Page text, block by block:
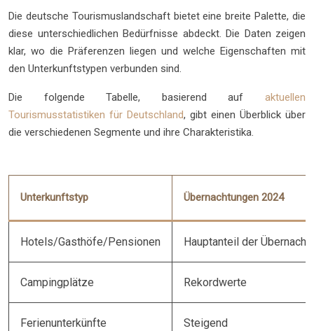
Die deutsche Tourismuslandschaft bietet eine breite Palette, die
diese unterschiedlichen Bedürfnisse abdeckt. Die Daten zeigen
klar, wo die Präferenzen liegen und welche Eigenschaften mit
den Unterkunftstypen verbunden sind.
Die folgende Tabelle, basierend auf aktuellen
Tourismusstatistiken für Deutschland, gibt einen Überblick über
die verschiedenen Segmente und ihre Charakteristika.
Unterkunftstyp Übernachtungen 2024
Hotels/Gasthöfe/Pensionen Hauptanteil der
Campingplätze Rekordwerte
Ferienunterkünfte Steigend